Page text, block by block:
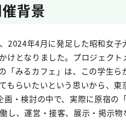
背景
2024年4月に発足した昭和女
けとなりました。プロジェク
「みるカフェ」は、この学生
もらいたいという思いから、東
画・検討の中で、実際に原宿の
し、運営・接客、展示・掲示物